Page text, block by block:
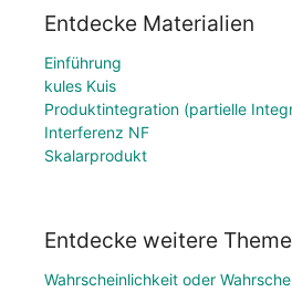
Entdecke Materialien
Einführung
kules Kuis
Produktintegration (partielle
Interferenz NF
Skalarprodukt
Entdecke weitere
Wahrscheinlichkeit oder